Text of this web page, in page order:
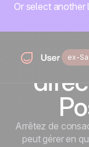
Or select another
ex-
Le marketing
Uma,
Arrêtez de
peut gérer en